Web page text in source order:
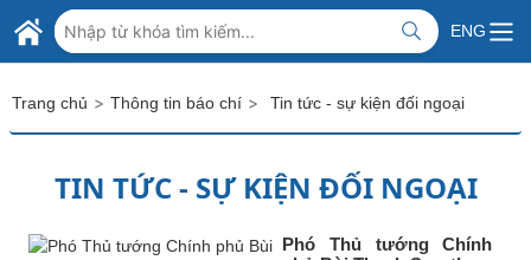
Skip to Main Content
BỘ NGOẠI GIAO VIỆT NAM
MINISTRY OF FOREIGN AFFAIRS
ENG
Trang chủ > Thông tin báo chí > Tin tức - sự kiện đối ngoại
TIN TỨC - SỰ KIỆN ĐỐI NGOẠI
Phó Thủ tướng Chính